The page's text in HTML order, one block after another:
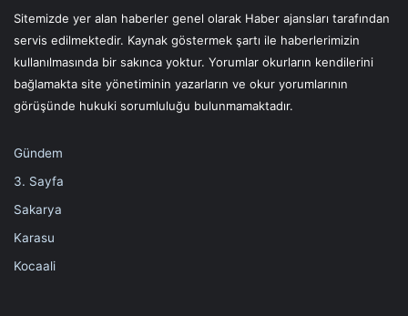
Sitemizde yer alan haberler genel olarak Haber ajansları tarafından
servis edilmektedir. Kaynak göstermek şartı ile haberlerimizin
kullanılmasında bir sakınca yoktur. Yorumlar okurların kendilerini
bağlamakta site yönetiminin yazarların ve okur yorumlarının
görüşünde hukuki sorumluluğu bulunmamaktadır.
Gündem
3. Sayfa
Sakarya
Karasu
Kocaali